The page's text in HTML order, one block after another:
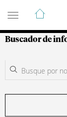
Guía de
Buscador de